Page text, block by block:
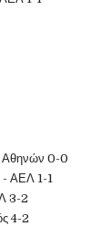
Αθηνών 0-0
- ΑΕΛ 1-1
3-2
4-2